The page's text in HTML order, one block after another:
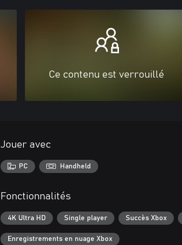
Ce contenu est verrouillé
Jouer avec
PC Handheld
Fonctionnalités
4K Ultra HD Single player Succès Xbox
Enregistrements en nuage Xbox